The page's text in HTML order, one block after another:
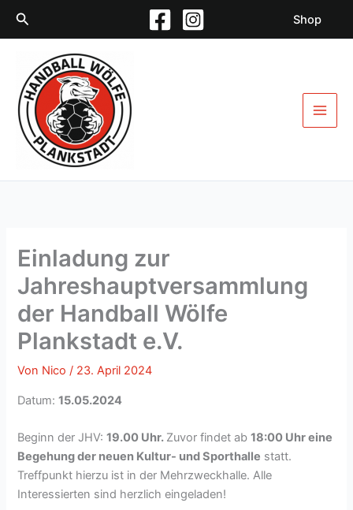
Inhalt
Suchen Shop
Einladung zur
Jahreshauptversammlung
der Handball Wölfe
Plankstadt e.V.
Von Nico/ 23. April 2024
Datum:15.05.2024
Beginn der JHV:19.00 Uhr. Zuvor findet ab18:00 Uhr eine
Begehung der neuen Kultur- und Sporthalle statt.
Treffpunkt hierzu ist in der Mehrzweckhalle. Alle
Interessierten sind herzlich eingeladen!